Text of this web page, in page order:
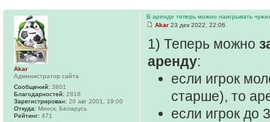
В аренде теперь можно наигрывать
Akar 23 дек 2022, 22:06
1) Теперь можно
аренду:
если игрок
старше), то
если игрок до
Akar
Администратор сайта
Сообщений: 3801
Благодарностей: 2816
Зарегистрирован: 20 авг 2001, 19:00
Откуда: Минск, Беларусь
Рейтинг: 471